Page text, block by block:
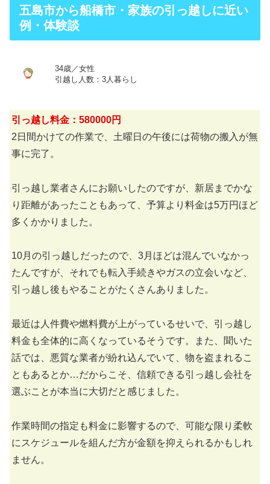
五島市から船橋市・家族の引っ越しに近い
例・体験談
34歳／女性
引越し人数：3人暮らし
引っ越し料金：580000円
2日間かけての作業で、土曜日の午後には荷物の搬入が無
事に完了。
引っ越し業者さんにお願いしたのですが、新居までかな
り距離があったこともあって、予算より料金は5万円ほど
多くかかりました。
10月の引っ越しだったので、3月ほどは混んでいなかっ
たんですが、それでも転入手続きやガスの立会いなど、
引っ越し後もやることがたくさんありました。
最近は人件費や燃料費が上がっているせいで、引っ越し
料金も全体的に高くなっているそうです。また、聞いた
話では、悪質な業者が紛れ込んでいて、物を盗まれるこ
ともあるとか…だからこそ、信頼できる引っ越し会社を
選ぶことが本当に大切だと感じました。
作業時間の指定も料金に影響するので、可能な限り柔軟
にスケジュールを組んだ方が金額を抑えられるかもしれ
ません。